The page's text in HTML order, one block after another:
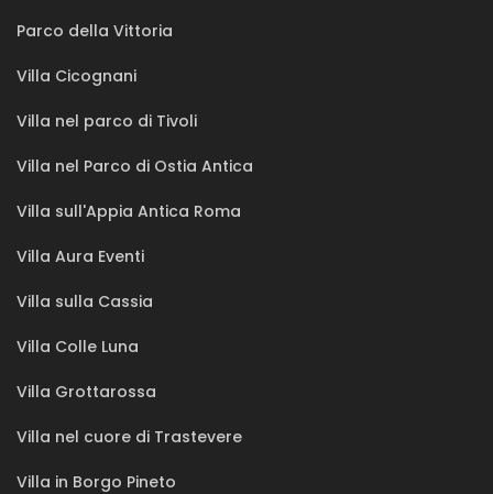
Parco della Vittoria
Villa Cicognani
Villa nel parco di Tivoli
Villa nel Parco di Ostia Antica
Villa sull'Appia Antica Roma
Villa Aura Eventi
Villa sulla Cassia
Villa Colle Luna
Villa Grottarossa
Villa nel cuore di Trastevere
Villa in Borgo Pineto